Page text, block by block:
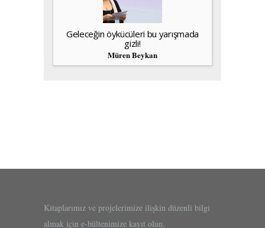
Geleceğin öykücüleri bu yarışmada
gizli!
Müren Beykan
Kitaplarımız ve projelerimize ilişkin düzenli bilgi
almak için e-bültenimize kayıt olun.